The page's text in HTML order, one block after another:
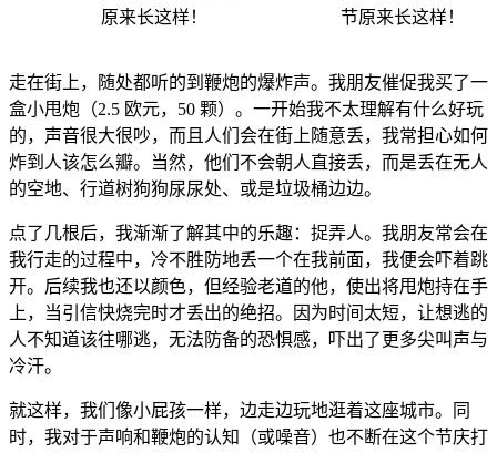
走在街上，随处都听的到鞭炮的爆炸声。我朋友催促我买了一
盒小甩炮（2.5 欧元，50 颗）。一开始我不太理解有什么好玩
的，声音很大很吵，而且人们会在街上随意丢，我常担心如何
炸到人该怎么瓣。当然，他们不会朝人直接丢，而是丢在无人
的空地、行道树狗狗尿尿处、或是垃圾桶边边。
点了几根后，我渐渐了解其中的乐趣：捉弄人。我朋友常会在
我行走的过程中，冷不胜防地丢一个在我前面，我便会吓着跳
开。后续我也还以颜色，但经验老道的他，使出将甩炮持在手
上，当引信快烧完时才丢出的绝招。因为时间太短，让想逃的
人不知道该往哪逃，无法防备的恐惧感，吓出了更多尖叫声与
冷汗。
就这样，我们像小屁孩一样，边走边玩地逛着这座城市。同
时，我对于声响和鞭炮的认知（或噪音）也不断在这个节庆打